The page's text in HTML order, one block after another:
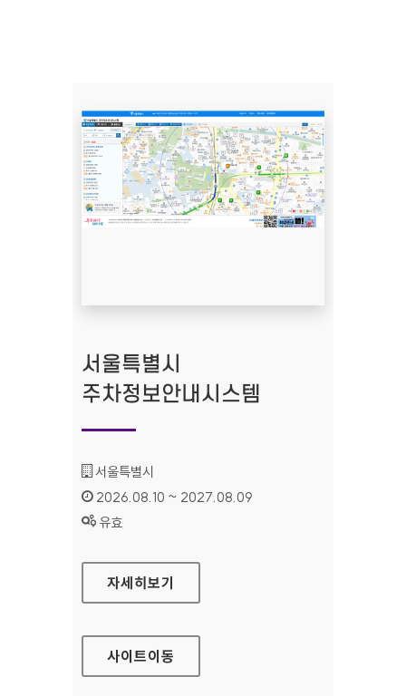
서울특별시
주차정보안내시스템
기관명 :
서울특별시
인증기간 :
2026.08.10 ~ 2027.08.09
상태 :
유효
서울특별시 주차정보안내시스템
자세히보기
사이트이동